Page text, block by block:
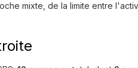
mixte, de la limite entre